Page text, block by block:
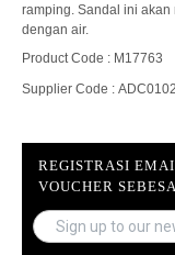
ramping. Sandal ini
dengan air.
Product Code : M17763
Supplier Code :
REGISTRASI
VOUCHER